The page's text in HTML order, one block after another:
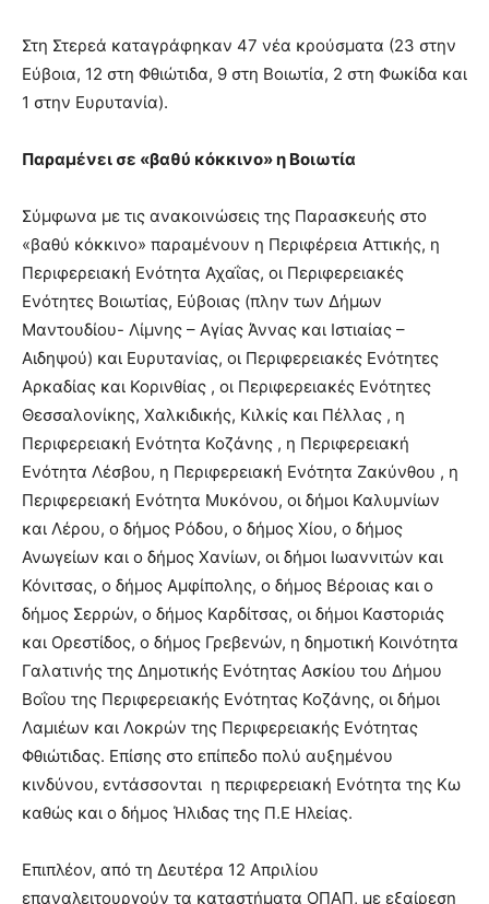
Στη Στερεά καταγράφηκαν 47 νέα κρούσματα (23 στην
Εύβοια, 12 στη Φθιώτιδα, 9 στη Βοιωτία, 2 στη Φωκίδα και
1 στην Ευρυτανία).
Παραμένει σε «βαθύ κόκκινο» η Βοιωτία
Σύμφωνα με τις ανακοινώσεις της Παρασκευής στο
«βαθύ κόκκινο» παραμένουν η Περιφέρεια Αττικής, η
Περιφερειακή Ενότητα Αχαΐας, οι Περιφερειακές
Ενότητες Βοιωτίας, Εύβοιας (πλην των Δήμων
Μαντουδίου- Λίμνης – Αγίας Άννας και Ιστιαίας –
Αιδηψού) και Ευρυτανίας, οι Περιφερειακές Ενότητες
Αρκαδίας και Κορινθίας , οι Περιφερειακές Ενότητες
Θεσσαλονίκης, Χαλκιδικής, Κιλκίς και Πέλλας , η
Περιφερειακή Ενότητα Κοζάνης , η Περιφερειακή
Ενότητα Λέσβου, η Περιφερειακή Ενότητα Ζακύνθου , η
Περιφερειακή Ενότητα Μυκόνου, οι δήμοι Καλυμνίων
και Λέρου, ο δήμος Ρόδου, ο δήμος Χίου, ο δήμος
Ανωγείων και ο δήμος Χανίων, οι δήμοι Ιωαννιτών και
Κόνιτσας, ο δήμος Αμφίπολης, ο δήμος Βέροιας και ο
δήμος Σερρών, ο δήμος Καρδίτσας, οι δήμοι Καστοριάς
και Ορεστίδος, ο δήμος Γρεβενών, η δημοτική Κοινότητα
Γαλατινής της Δημοτικής Ενότητας Ασκίου του Δήμου
Βοΐου της Περιφερειακής Ενότητας Κοζάνης, οι δήμοι
Λαμιέων και Λοκρών της Περιφερειακής Ενότητας
Φθιώτιδας. Επίσης στο επίπεδο πολύ αυξημένου
κινδύνου, εντάσσονται η περιφερειακή Ενότητα της Κω
καθώς και ο δήμος Ήλιδας της Π.Ε Ηλείας.
Επιπλέον, από τη Δευτέρα 12 Απριλίου
επαναλειτουργούν τα καταστήματα ΟΠΑΠ, με εξαίρεση